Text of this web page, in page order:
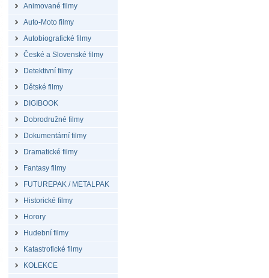
Animované filmy
Auto-Moto filmy
Autobiografické filmy
České a Slovenské filmy
Detektivní filmy
Dětské filmy
DIGIBOOK
Dobrodružné filmy
Dokumentární filmy
Dramatické filmy
Fantasy filmy
FUTUREPAK / METALPAK
Historické filmy
Horory
Hudební filmy
Katastrofické filmy
KOLEKCE